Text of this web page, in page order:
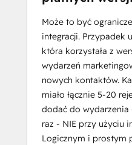
Może to być
integracji. Przypadek
która korzystała z
wydarzeń
nowych kontaktów.
miało łącznie 5-20
dodać do
raz - NIE przy użyciu
Logicznym i prostym